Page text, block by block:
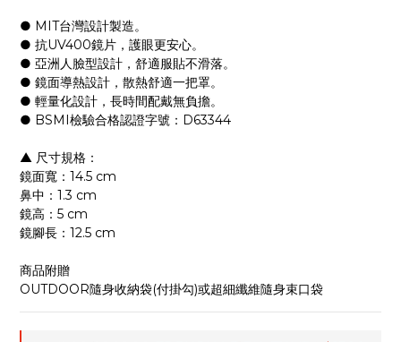
● MIT台灣設計製造。
● 抗UV400鏡片，護眼更安心。
● 亞洲人臉型設計，舒適服貼不滑落。
● 鏡面導熱設計，散熱舒適一把罩。
● 輕量化設計，長時間配戴無負擔。
● BSMI檢驗合格認證字號：D63344
▲ 尺寸規格：
鏡面寬：14.5 cm
鼻中：1.3 cm
鏡高：5 cm
鏡腳長：12.5 cm
商品附贈
OUTDOOR隨身收納袋(付掛勾)或超細纖維隨身束口袋